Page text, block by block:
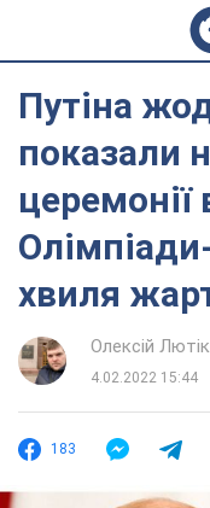
Путіна
показали
церемонії
хвиля
Олексій
4.02.2022 15:44
183